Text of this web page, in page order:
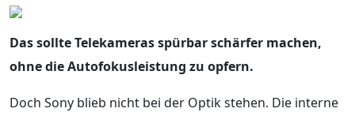
Das sollte Telekameras spürbar schärfer machen,
ohne die Autofokusleistung zu opfern.
Doch Sony blieb nicht bei der Optik stehen. Die interne